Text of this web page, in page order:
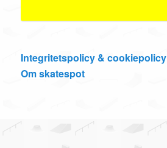
Integritetspolicy & cookiepolicy
Om skatespot